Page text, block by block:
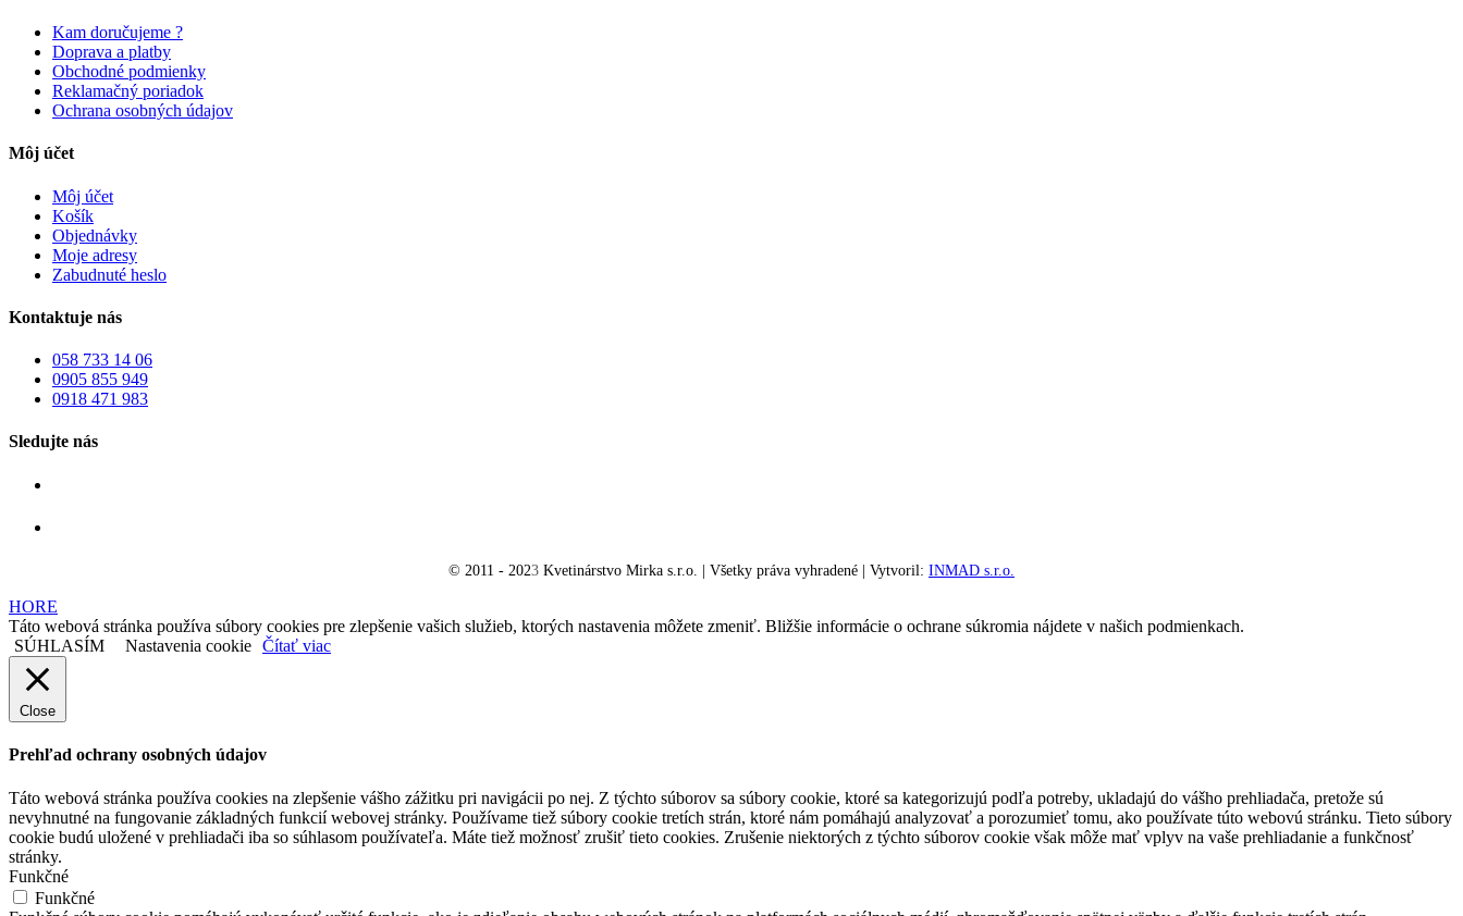
Kam doručujeme ?
Doprava a platby
Obchodné podmienky
Reklamačný poriadok
Ochrana osobných údajov
Môj účet
Môj účet
Košík
Objednávky
Moje adresy
Zabudnuté heslo
Kontaktuje nás
058 733 14 06
0905 855 949
0918 471 983
Sledujte nás
© 2011 - 2023 Kvetinárstvo Mirka s.r.o. | Všetky práva vyhradené | Vytvoril: INMAD s.r.o.
HORE
Táto webová stránka používa súbory cookies pre zlepšenie vašich služieb, ktorých nastavenia môžete zmeniť. Bližšie informácie o ochrane súkromia nájdete v našich podmienkach.
SÚHLASÍM
Nastavenia cookie Čítať viac
Close
Prehľad ochrany osobných údajov
Táto webová stránka používa cookies na zlepšenie vášho zážitku pri navigácii po nej. Z týchto súborov sa súbory cookie, ktoré sa kategorizujú podľa potreby, ukladajú do vášho prehliadača, pretože sú
nevyhnutné na fungovanie základných funkcií webovej stránky. Používame tiež súbory cookie tretích strán, ktoré nám pomáhajú analyzovať a porozumieť tomu, ako používate túto webovú stránku. Tieto súbory
cookie budú uložené v prehliadači iba so súhlasom používateľa. Máte tiež možnosť zrušiť tieto cookies. Zrušenie niektorých z týchto súborov cookie však môže mať vplyv na vaše prehliadanie a funkčnosť
stránky.
Funkčné
Funkčné